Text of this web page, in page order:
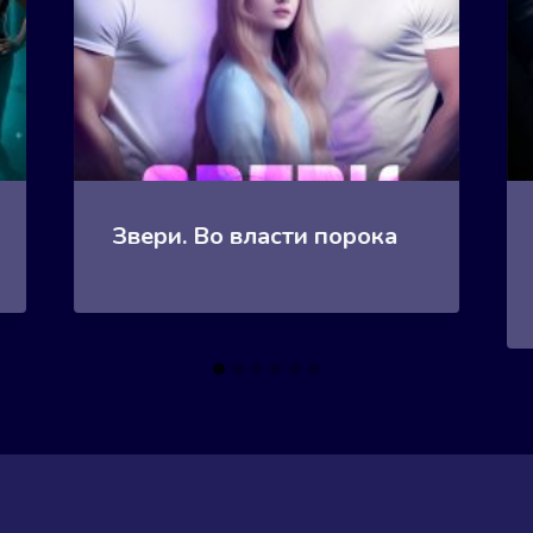
Звери. Во власти порока